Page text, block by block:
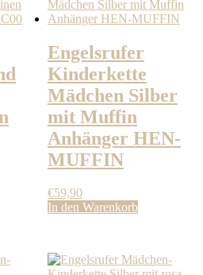
Engelsrufer
Kinderkette
Mädchen Silber
mit Muffin
Anhänger HEN-
MUFFIN
€59,90
In den Warenkorb